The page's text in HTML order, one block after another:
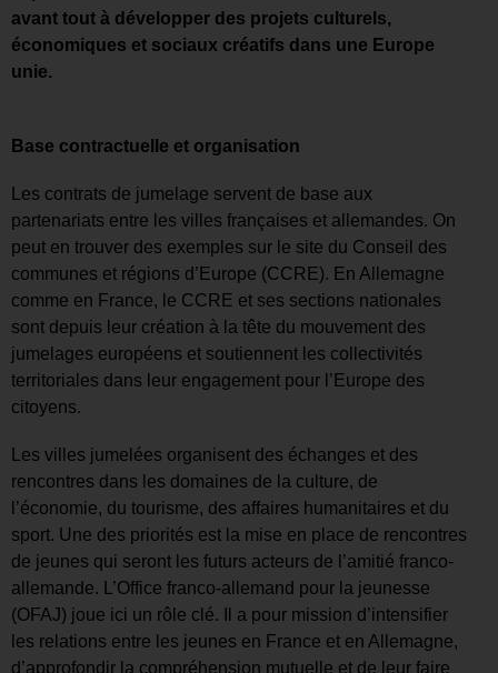
avant tout à développer des projets culturels,
économiques et sociaux créatifs dans une Europe
unie.
Base contractuelle et organisation
Les contrats de jumelage servent de base aux
partenariats entre les villes françaises et allemandes. On
peut en trouver des exemples sur le site du Conseil des
communes et régions d’Europe (CCRE). En Allemagne
comme en France, le CCRE et ses sections nationales
sont depuis leur création à la tête du mouvement des
jumelages européens et soutiennent les collectivités
territoriales dans leur engagement pour l’Europe des
citoyens.
Les villes jumelées organisent des échanges et des
rencontres dans les domaines de la culture, de
l’économie, du tourisme, des affaires humanitaires et du
sport. Une des priorités est la mise en place de rencontres
de jeunes qui seront les futurs acteurs de l’amitié franco-
allemande. L’Office franco-allemand pour la jeunesse
(OFAJ) joue ici un rôle clé. Il a pour mission d’intensifier
les relations entre les jeunes en France et en Allemagne,
d’approfondir la compréhension mutuelle et de leur faire